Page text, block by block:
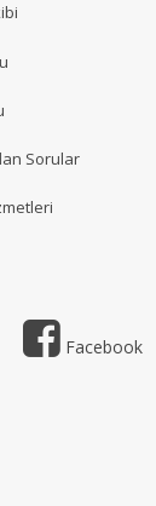
Sorular
Facebook